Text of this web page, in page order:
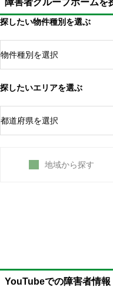
障害者グループホームを
探したい物件種別を選ぶ
探したいエリアを選ぶ
地域から探す
YouTubeでの障害者情報
ョン
就労継続支援B型
機能訓練・生活訓
施設によって存在す